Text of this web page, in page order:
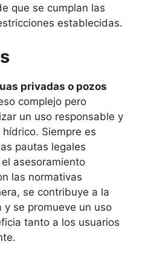
que se cumplan las
establecidas.
privadas o pozos
complejo pero
un uso responsable y
Siempre es
pautas legales
asesoramiento
las normativas
se contribuye a la
y se promueve un uso
tanto a los usuarios